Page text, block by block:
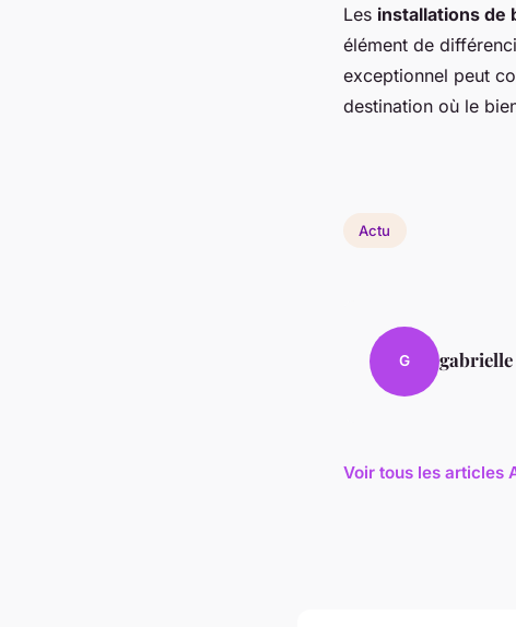
Les installations de
élément de
exceptionnel peut
destination où le
Actu
G gabrielle
Voir tous les articles